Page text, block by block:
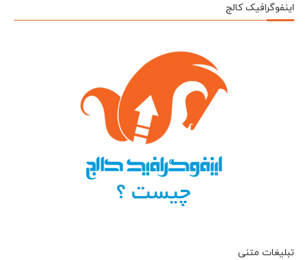
اینفوگرافیک کالج
تبلیغات متنی